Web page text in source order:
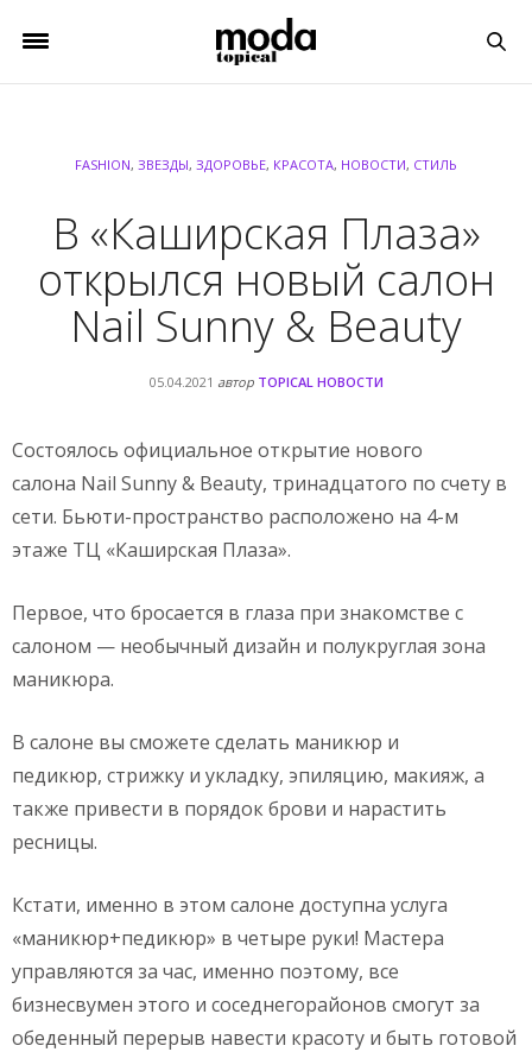
FASHION, ЗВЕЗДЫ, ЗДОРОВЬЕ, КРАСОТА, НОВОСТИ, СТИЛЬ
В «Каширская Плаза»
открылся новый салон
Nail Sunny & Beauty
05.04.2021 автор TOPICAL НОВОСТИ
Состоялось официальное открытие нового
салона Nail Sunny & Beauty, тринадцатого по счету в
сети. Бьюти-пространство расположено на 4-м
этаже ТЦ «Каширская Плаза».
Первое, что бросается в глаза при знакомстве с
салоном — необычный дизайн и полукруглая зона
маникюра.
В салоне вы сможете сделать маникюр и
педикюр, стрижку и укладку, эпиляцию, макияж, а
также привести в порядок брови и нарастить
ресницы.
Кстати, именно в этом салоне доступна услуга
«маникюр+педикюр» в четыре руки! Мастера
управляются за час, именно поэтому, все
бизнесвумен этого и соседнегорайонов смогут за
обеденный перерыв навести красоту и быть готовой